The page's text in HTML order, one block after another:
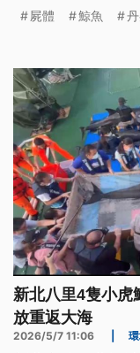
屍體 鯨魚
新北八里4隻小虎
放重返大海
2026/5/7 11:06